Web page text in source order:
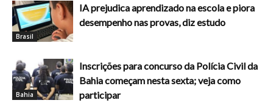
Brasil
IA prejudica aprendizado na escola e piora
desempenho nas provas, diz estudo
Bahia
Inscrições para concurso da Polícia Civil da
Bahia começam nesta sexta; veja como
participar